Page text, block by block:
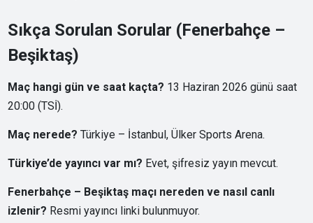
Sıkça Sorulan Sorular (Fenerbahçe –
Beşiktaş)
Maç hangi gün ve saat kaçta? 13 Haziran 2026 günü saat
20:00 (TSİ).
Maç nerede? Türkiye – İstanbul, Ülker Sports Arena.
Türkiye’de yayıncı var mı? Evet, şifresiz yayın mevcut.
Fenerbahçe – Beşiktaş maçı nereden ve nasıl canlı
izlenir? Resmi yayıncı linki bulunmuyor.